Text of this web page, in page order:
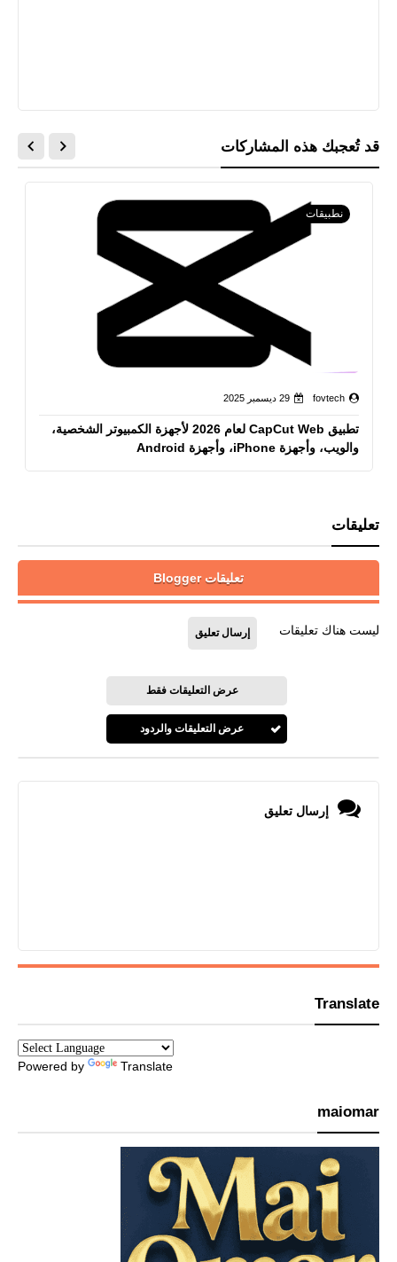
قد تُعجبك هذه المشاركات
نطبيقات
fovtech 29 ديسمبر 2025
تطبيق CapCut Web لعام 2026 لأجهزة الكمبيوتر الشخصية،
والويب، وأجهزة iPhone، وأجهزة Android
تعليقات
تعليقات Blogger
ليست هناك تعليقات إرسال تعليق
عرض التعليقات فقط
عرض التعليقات والردود
إرسال تعليق
Translate
Powered by Translate
maiomar